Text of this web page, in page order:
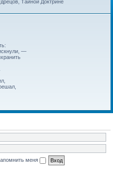
Тайной Доктрине
—
меня